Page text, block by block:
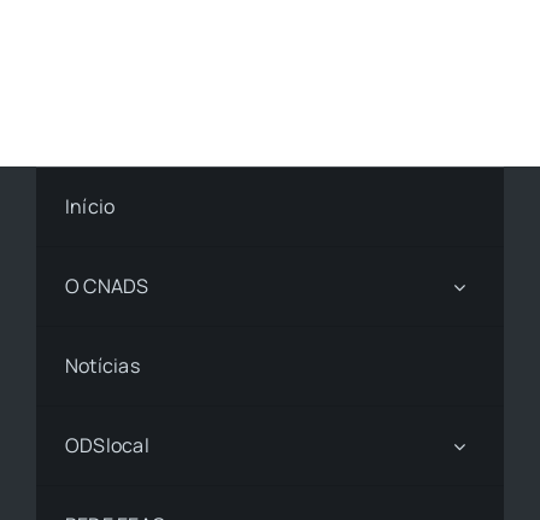
Início
O CNADS
Notícias
ODSlocal